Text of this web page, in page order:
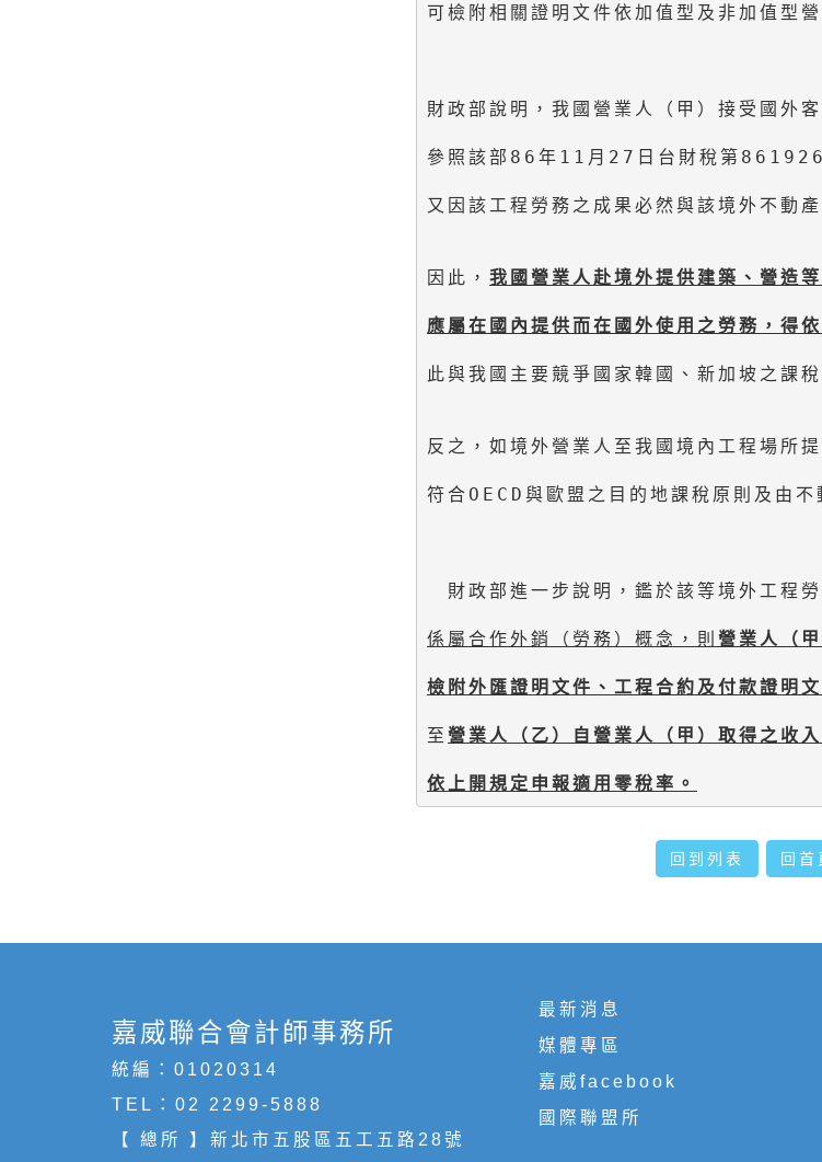
可檢附相關證明文件依加值型及非加值型
財政部說明，我國營業人（甲）接受國外
參照該部86年11月27日台財稅第
又因該工程勞務之成果必然與該境外不動
因此， 我國營業人赴境外提供建築、營造
應屬在國內提供而在國外使用之勞務， 得
此與我國主要競爭國家韓國、新加坡之課稅
反之，如境外營業人至我國境內工程場所
符合OECD與歐盟之目的地課稅原則及由
財政部進一步說明，鑑於該等境外工程
係屬合作外銷（勞務）概念，則 營業人（
檢附外匯證明文件、工程合約及付款證明
至 營業人（乙）自營業人（甲）取得之收
依上開規定申報適用零稅率。
回到列表 回首
嘉威聯合會計師事務所
統編：01020314
TEL： 02 2299-5888
【 總所 】新北市五股區五工五路28號
最新消息
媒體專區
嘉威facebook
國際聯盟所